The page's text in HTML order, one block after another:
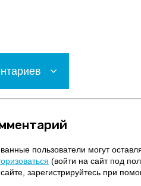
пользователи могут
(войти на сайт под
зарегистрируйтесь при